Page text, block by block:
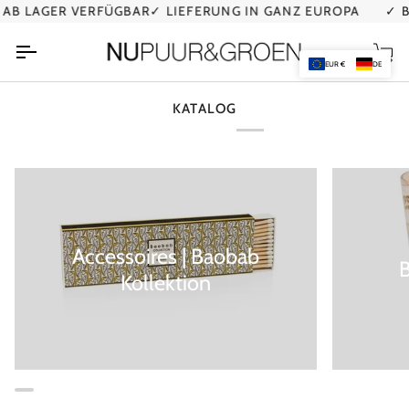
Direkt
LAGER VERFÜGBAR✓ LIEFERUNG IN GANZ EUROPA ✓
KATALOG
Accessoires | Baobab
Kollektion
EUR € DE